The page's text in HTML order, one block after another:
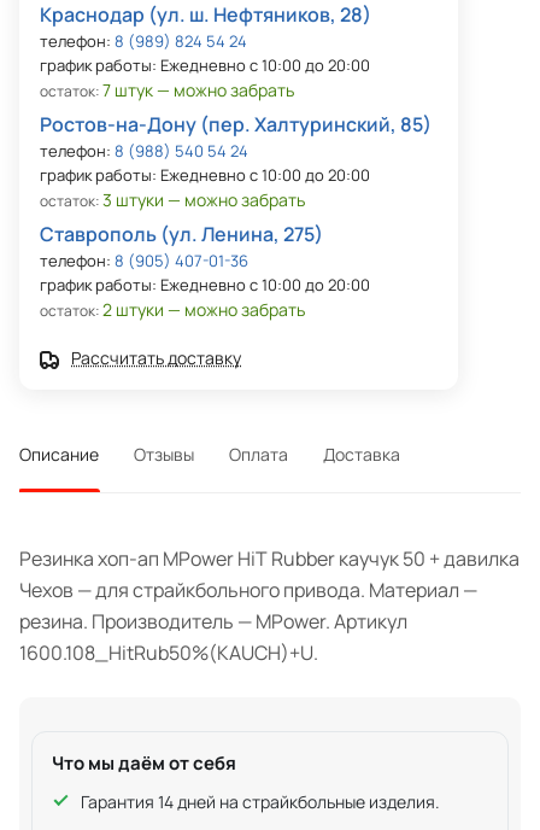
Краснодар (ул. ш. Нефтяников, 28)
телефон: 8 (989) 824 54 24
график работы: Ежедневно с 10:00 до 20:00
остаток:7 штук — можно забрать
Ростов-на-Дону (пер. Халтуринский, 85)
телефон: 8 (988) 540 54 24
график работы: Ежедневно с 10:00 до 20:00
остаток:3 штуки — можно забрать
Ставрополь (ул. Ленина, 275)
телефон: 8 (905) 407-01-36
график работы: Ежедневно с 10:00 до 20:00
остаток:2 штуки — можно забрать
Рассчитать доставку
Описание Отзывы Оплата Доставка
Резинка хоп-ап MPower HiT Rubber каучук 50 + давилка
Чехов — для страйкбольного привода. Материал —
резина. Производитель — MPower. Артикул
1600.108_HitRub50%(KAUCH)+U.
Что мы даём от себя
Гарантия 14 дней на страйкбольные изделия.